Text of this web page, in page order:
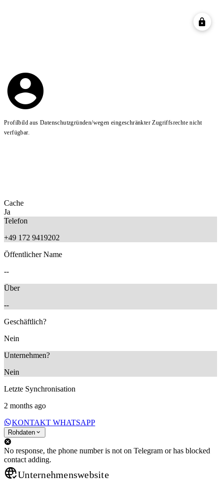
Profilbild aus Datenschutzgründen/wegen eingeschränkter Zugriffsrechte nicht
verfügbar.
Cache
Ja
Telefon
+49 172 9419202
Öffentlicher Name
--
Über
--
Geschäftlich?
Nein
Unternehmen?
Nein
Letzte Synchronisation
2 months ago
KONTAKT WHATSAPP
Rohdaten
No response, the phone number is not on Telegram or has blocked
contact adding.
Unternehmenswebsite